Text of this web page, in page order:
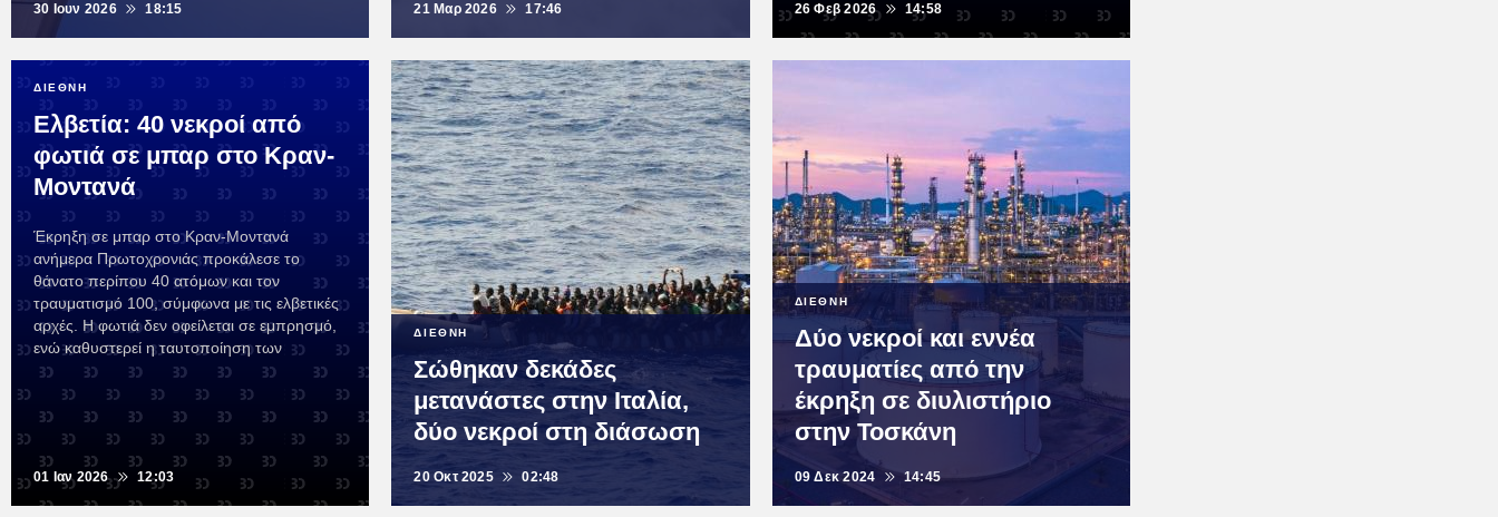
30 Ιουν 2026 18:15 21 Μαρ 2026 17:46 26 Φεβ 2026 14:58
ΔΙΕΘΝΗ
Ελβετία: 40 νεκροί από
φωτιά σε μπαρ στο Κραν-
Μοντανά
Έκρηξη σε μπαρ στο Κραν-Μοντανά
ανήμερα Πρωτοχρονιάς προκάλεσε το
θάνατο περίπου 40 ατόμων και τον
τραυματισμό 100, σύμφωνα με τις ελβετικές
αρχές. Η φωτιά δεν οφείλεται σε εμπρησμό,
ενώ καθυστερεί η ταυτοποίηση των
01 Ιαν 2026 12:03
ΔΙΕΘΝΗ
Σώθηκαν δεκάδες
μετανάστες στην Ιταλία,
δύο νεκροί στη διάσωση
20 Οκτ 2025 02:48
ΔΙΕΘΝΗ
Δύο νεκροί και εννέα
τραυματίες από την
έκρηξη σε διυλιστήριο
στην Τοσκάνη
09 Δεκ 2024 14:45